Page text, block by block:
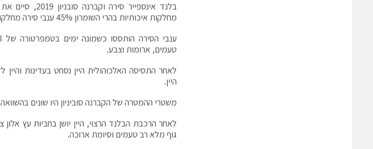
מחלקות איכותיות בהרי השומרון 45% ענבי סירה מחלקות נבחרות מכרמי יוסף.
טעמים, ארומות וצבע.
לאחר התסיסה האלכוהולית היין נסחט בעדינות
היין.
משטרי ההמטרה של הקברנה סוביניון היו שונים
לאחר הרכבת הבלנד הרצוי, היין יושן בחביות עץ
גוף מלא רב טעמים וסיומת ארוכה.